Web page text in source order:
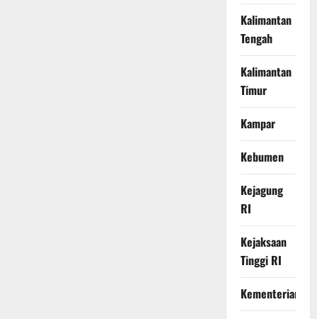
Kalimantan
Tengah
Kalimantan
Timur
Kampar
Kebumen
Kejagung
RI
Kejaksaan
Tinggi RI
Kementerian